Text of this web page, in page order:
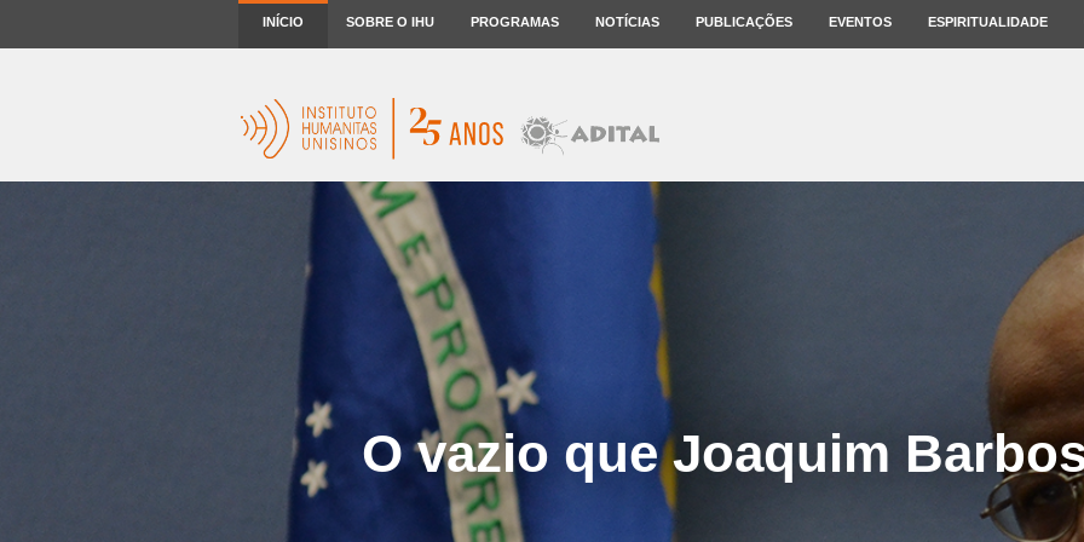
INÍCIO SOBRE O IHU PROGRAMAS NOTÍCIAS PUBLICAÇÕES EVENTOS ESPIRITUALIDADE
O vazio que Joaquim